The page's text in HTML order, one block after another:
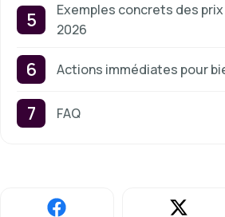
Exemples concrets des
2026
Actions immédiates pour
FAQ